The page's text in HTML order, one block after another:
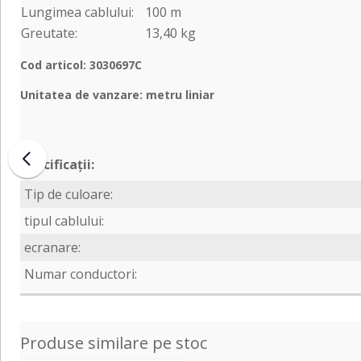
Lungimea cablului:
100 m
Greutate:
13,40 kg
Cod articol: 3030697C
Unitatea de vanzare: metru liniar
Specificații:
Tip de culoare:
tipul cablului:
ecranare:
Numar conductori:
Produse similare pe stoc